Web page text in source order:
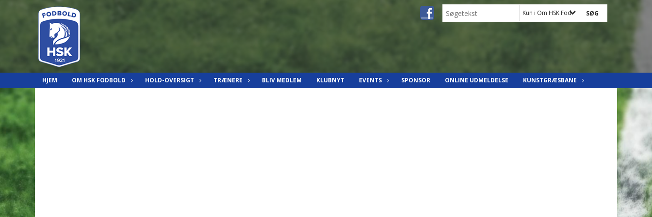
Kun i Om HSK Fodbold
HJEM OM HSK FODBOLD HOLD-OVERSIGT TRÆNERE BLIV MEDLEM KLUBNYT EVENTS SPONSOR ONLINE UDMELDELSE KUNSTGRÆSBANE